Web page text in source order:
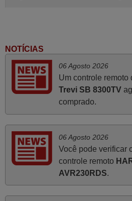
A funcionar de imediato. 100%.
Bom dia. Estou extremamente
e seu funcionamento perfeito, a
vossa eficiência no processo.
como usar o comando sem usar
NOTÍCIAS
06 Agosto 2026
Um controle remoto
Trevi SB 8300TV
comprado.
06 Agosto 2026
Você pode verificar
controle remoto
AVR230RDS.